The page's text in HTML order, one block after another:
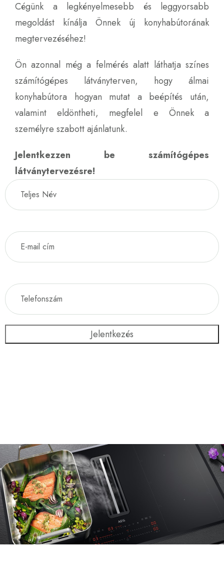
Cégünk a legkényelmesebb és leggyorsabb
megoldást kínálja Önnek új konyhabútorának
megtervezéséhez!
Ön azonnal még a felmérés alatt láthatja színes
számítógépes látványterven, hogy álmai
konyhabútora hogyan mutat a beépítés után,
valamint eldöntheti, megfelel e Önnek a
személyre szabott ajánlatunk.
Jelentkezzen be számítógépes
látványtervezésre!